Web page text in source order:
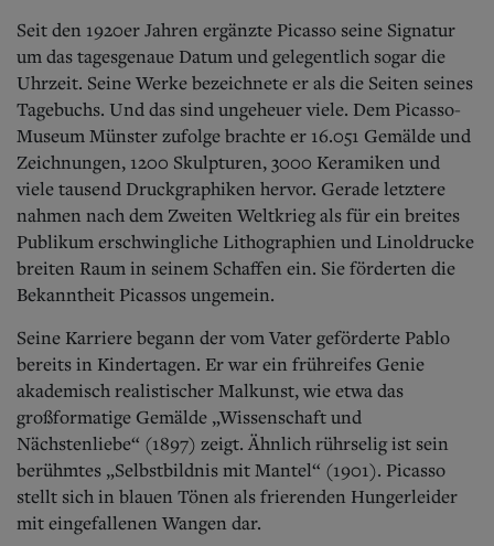
Seit den 1920er Jahren ergänzte Picasso seine Signatur
um das tagesgenaue Datum und gelegentlich sogar die
Uhrzeit. Seine Werke bezeichnete er als die Seiten seines
Tagebuchs. Und das sind ungeheuer viele. Dem Picasso-
Museum Münster zufolge brachte er 16.051 Gemälde und
Zeichnungen, 1200 Skulpturen, 3000 Keramiken und
viele tausend Druckgraphiken hervor. Gerade letztere
nahmen nach dem Zweiten Weltkrieg als für ein breites
Publikum erschwingliche Lithographien und Linoldrucke
breiten Raum in seinem Schaffen ein. Sie förderten die
Bekanntheit Picassos ungemein.
Seine Karriere begann der vom Vater geförderte Pablo
bereits in Kindertagen. Er war ein frühreifes Genie
akademisch realistischer Malkunst, wie etwa das
großformatige Gemälde „Wissenschaft und
Nächstenliebe“ (1897) zeigt. Ähnlich rührselig ist sein
berühmtes „Selbstbildnis mit Mantel“ (1901). Picasso
stellt sich in blauen Tönen als frierenden Hungerleider
mit eingefallenen Wangen dar.